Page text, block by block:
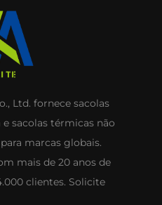
Ltd. fornece sacolas
sacolas térmicas não
marcas globais.
mais de 20 anos de
clientes. Solicite